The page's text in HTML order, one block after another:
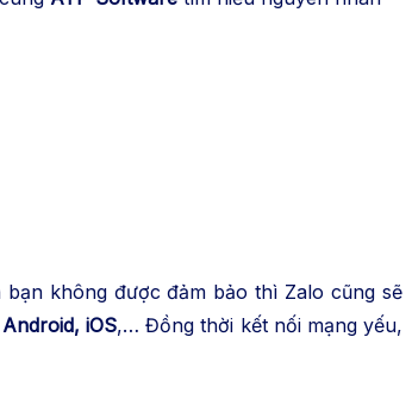
không được đảm bảo thì Zalo cũng sẽ
Android, iOS,… Đồng thời kết nối mạng yếu,